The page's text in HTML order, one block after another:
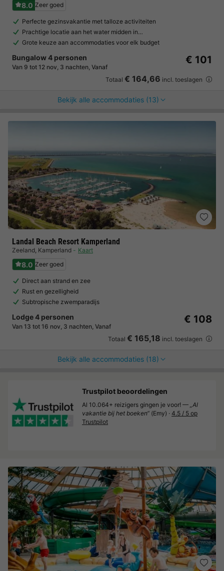
8.0 Zeer goed
Perfecte gezinsvakantie met talloze activiteiten
Prachtige locatie aan het water midden in…
Grote keuze aan accommodaties voor elk budget
Bungalow 4 personen
Van 9 tot 12 nov, 3 nachten, Vanaf
€ 101
Totaal € 164,66 incl. toeslagen
Bekijk alle accommodaties (13)
Landal Beach Resort Kamperland
Zeeland, Kamperland Kaart
8.0 Zeer goed
Direct aan strand en zee
Rust en gezelligheid
Subtropische zwemparadijs
Lodge 4 personen
Van 13 tot 16 nov, 3 nachten, Vanaf
€ 108
Totaal € 165,18 incl. toeslagen
Bekijk alle accommodaties (18)
Trustpilot beoordelingen
Al 10.064+ reizigers gingen je voor! — „Al
vakantie bij het boeken“ (Emy) · 4.5 / 5 op
Trustpilot